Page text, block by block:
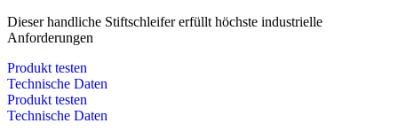
Dieser handliche Stiftschleifer erfüllt höchste industrielle
Anforderungen
Produkt testen
Technische Daten
Produkt testen
Technische Daten